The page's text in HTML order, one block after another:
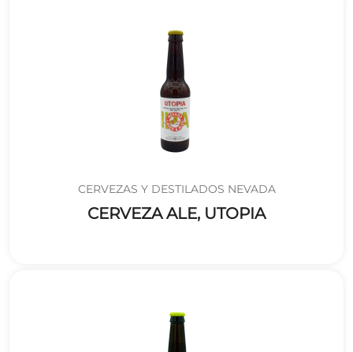
CERVEZAS Y DESTILADOS NEVADA
CERVEZA ALE, UTOPIA